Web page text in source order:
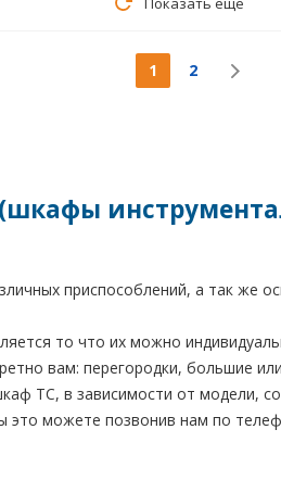
1 2
приспособлений, а так же
то что их можно
вам: перегородки, большие
ТС, в зависимости от модели,
можете позвонив нам по